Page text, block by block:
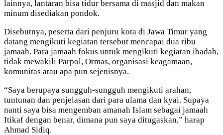
lainnya, lantaran bisa tidur bersama di masjid dan makan
minum disediakan pondok.
Disebutnya, peserta dari penjuru kota di Jawa Timur yang
datang mengikuti kegiatan tersebut mencapai dua ribu
jamaah. Para jamaah fokus untuk mengikuti kegiatan ibadah,
tidak mewakili Parpol, Ormas, organisasi keagamaan,
komunitas atau apa pun sejenisnya.
“Saya berupaya sungguh-sungguh mengikuti arahan,
tuntunan dan penjelasan dari para ulama dan kyai. Supaya
nanti saya bisa mengemban amanah Islam sebagai jamaah
Itikaf dengan benar, dimana pun saya ditugaskan,” harap
Ahmad Sidiq.